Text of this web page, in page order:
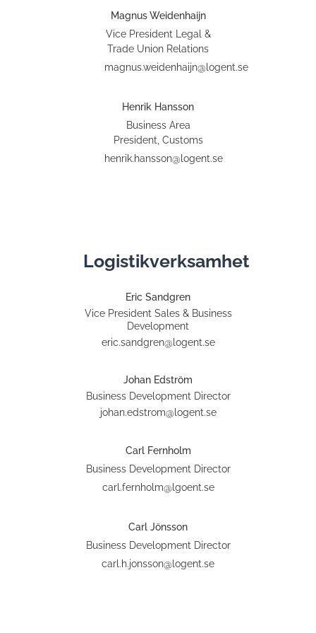
Magnus Weidenhaijn
Vice President Legal &
Trade Union Relations
magnus.weidenhaijn@logent.se
Henrik Hansson
Business Area
President, Customs
henrik.hansson@logent.se
Logistikverksamhet
Eric Sandgren
Vice President Sales & Business
Development
eric.sandgren@logent.se
Johan Edström
Business Development Director
johan.edstrom@logent.se
Carl Fernholm
Business Development Director
carl.fernholm@lgoent.se
Carl Jönsson
Business Development Director
carl.h.jonsson@logent.se